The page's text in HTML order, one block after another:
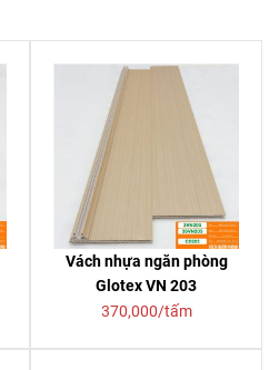
Vách nhựa ngăn phòng
Glotex VN 203
370,000/tấm